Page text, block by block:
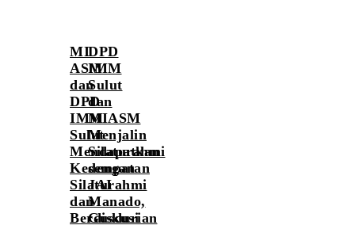
MI
ASM
dan
DPD
IMM
Sulut
Mendapatkan
Kesempatan
Silaturahmi
dan
Berdiskusi
DPD
IMM
Sulut
dan
MIASM
Menjalin
Silaturahmi
dengan
JAI
Manado,
Gusdurian